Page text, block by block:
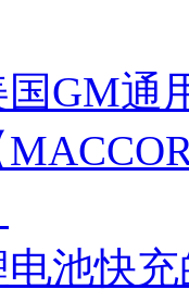
国GM通
电池快